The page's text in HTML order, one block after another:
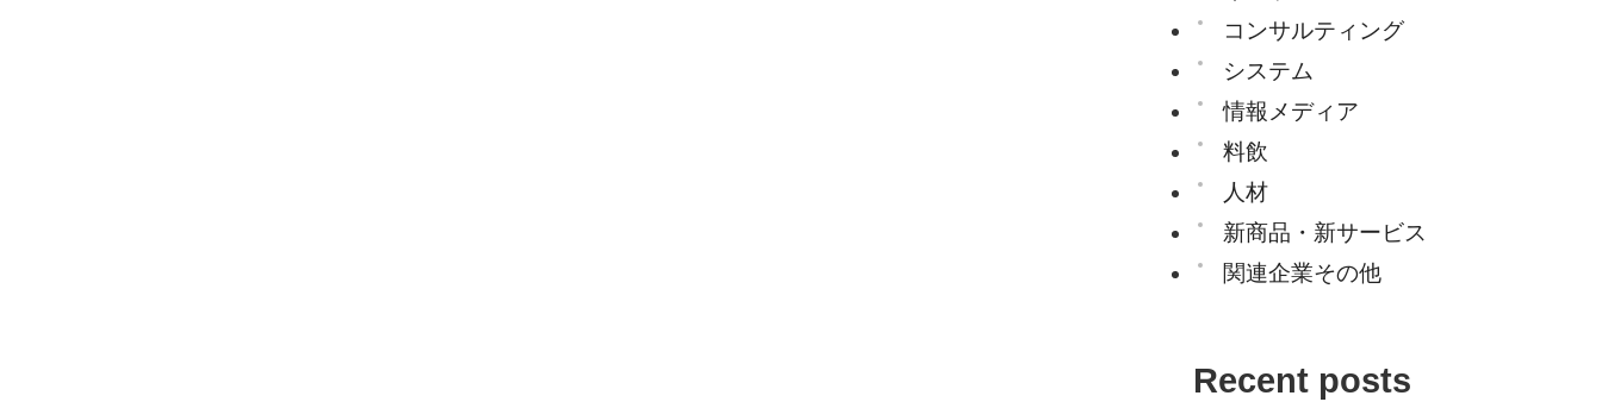
コンサルティング
システム
情報メディア
料飲
人材
新商品・新サービス
関連企業その他
Recent posts